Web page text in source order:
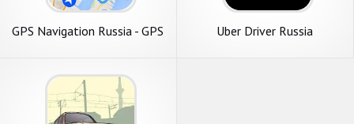
GPS Navigation Russia - GPS
Uber Driver Russia